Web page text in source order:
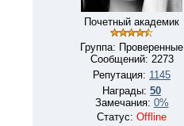
Почетный академик
Группа: Проверенные
Сообщений: 2273
Репутация: 1145
Награды: 50
Замечания: 0%
Статус: Offline